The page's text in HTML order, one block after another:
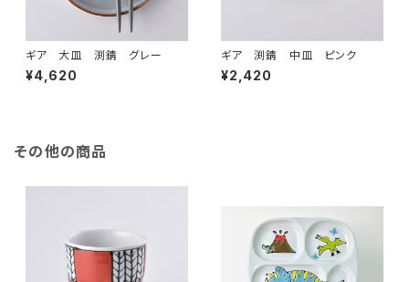
ギア 大皿 渕錆 グレー
¥4,620
ギア 渕錆 中皿 ピンク
¥2,420
その他の商品